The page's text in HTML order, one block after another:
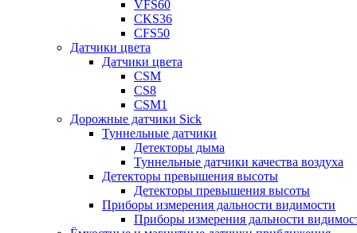
VFS60
CKS36
CFS50
Датчики цвета
Датчики цвета
CSM
CS8
CSM1
Дорожные датчики Sick
Туннельные датчики
Детекторы дыма
Туннельные датчики качества воздуха
Детекторы превышения высоты
Детекторы превышения высоты
Приборы измерения дальности видимости
Приборы измерения дальности